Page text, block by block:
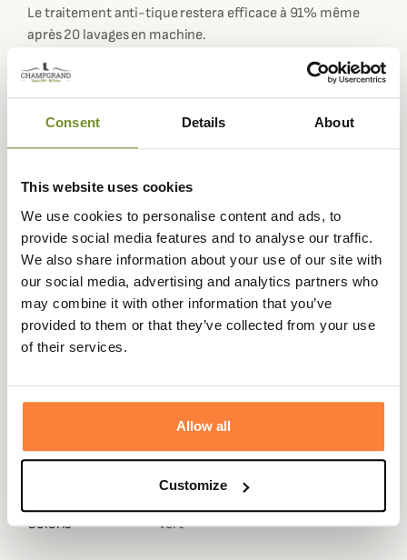
Consent Details About
This website uses cookies
We use cookies to personalise content and ads, to
provide social media features and to analyse our traffic.
We also share information about your use of our site with
our social media, advertising and analytics partners who
may combine it with other information that you’ve
provided to them or that they’ve collected from your use
of their services.
Allow all
Customize
Le traitement anti-tique restera efficace à 91% même
après 20 lavages en machine.
Très silencieux, le pantalon Erik est alors conseillé pour
vos chasses à l'approche à la période estivale.
Confectionné dans une toile respirante en coton et
devant est renforcé par une double couche de tissu.
Chiruca insiste sur l'aspect pratique t fonctionnel de
pantalon sur lequel vous retrouvez:
Une fermeture à boutons avec crochet
Deux poches en biais sur le devant
Deux poches sur les cuisses avec fermeture à rabat et
bande velcro
Fiche technique
Traitement Anti-Insectes
Homme
Coloris Vert